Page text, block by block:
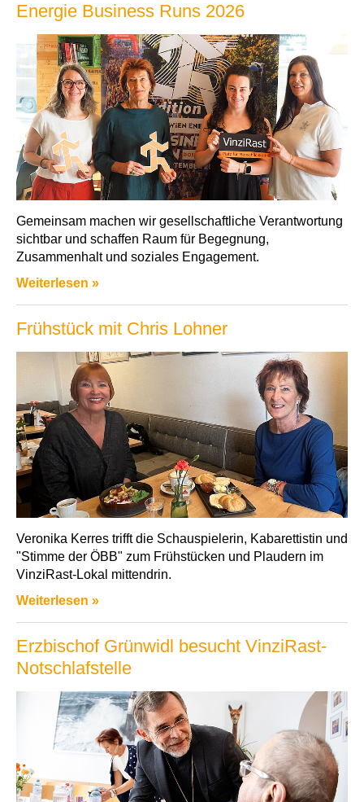
Energie Business Runs 2026
Gemeinsam machen wir gesellschaftliche Verantwortung
sichtbar und schaffen Raum für Begegnung,
Zusammenhalt und soziales Engagement.
Weiterlesen »
Frühstück mit Chris Lohner
Veronika Kerres trifft die Schauspielerin, Kabarettistin und
"Stimme der ÖBB" zum Frühstücken und Plaudern im
VinziRast-Lokal mittendrin.
Weiterlesen »
Erzbischof Grünwidl besucht VinziRast-
Notschlafstelle